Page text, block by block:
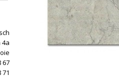
67
71